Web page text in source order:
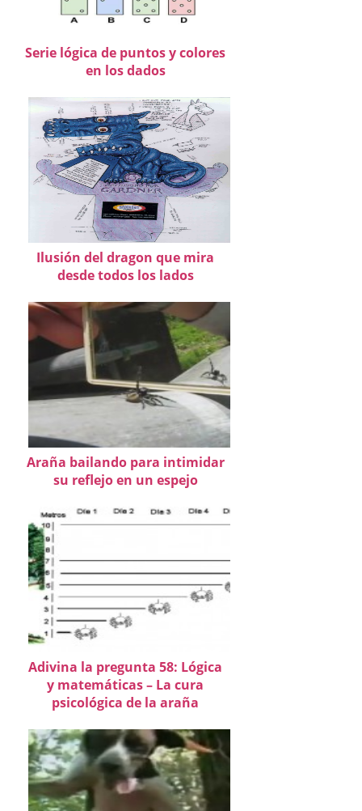
Serie lógica de puntos y colores
en los dados
Ilusión del dragon que mira
desde todos los lados
Araña bailando para intimidar
su reflejo en un espejo
Adivina la pregunta 58: Lógica
y matemáticas – La cura
psicológica de la araña